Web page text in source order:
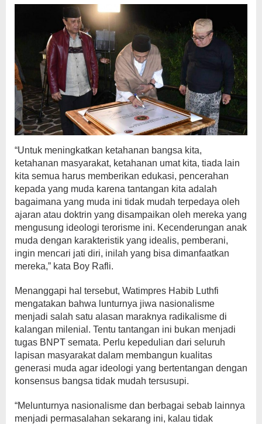
“Untuk meningkatkan ketahanan bangsa kita,
ketahanan masyarakat, ketahanan umat kita, tiada lain
kita semua harus memberikan edukasi, pencerahan
kepada yang muda karena tantangan kita adalah
bagaimana yang muda ini tidak mudah terpedaya oleh
ajaran atau doktrin yang disampaikan oleh mereka yang
mengusung ideologi terorisme ini. Kecenderungan anak
muda dengan karakteristik yang idealis, pemberani,
ingin mencari jati diri, inilah yang bisa dimanfaatkan
mereka,” kata Boy Rafli.
Menanggapi hal tersebut, Watimpres Habib Luthfi
mengatakan bahwa lunturnya jiwa nasionalisme
menjadi salah satu alasan maraknya radikalisme di
kalangan milenial. Tentu tantangan ini bukan menjadi
tugas BNPT semata. Perlu kepedulian dari seluruh
lapisan masyarakat dalam membangun kualitas
generasi muda agar ideologi yang bertentangan dengan
konsensus bangsa tidak mudah tersusupi.
“Melunturnya nasionalisme dan berbagai sebab lainnya
menjadi permasalahan sekarang ini, kalau tidak